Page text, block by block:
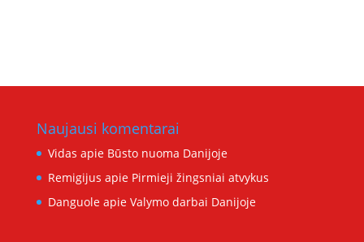
Naujausi komentarai
Vidas apie Būsto nuoma Danijoje
Remigijus apie Pirmieji žingsniai atvykus
Danguoleapie Valymo darbai Danijoje